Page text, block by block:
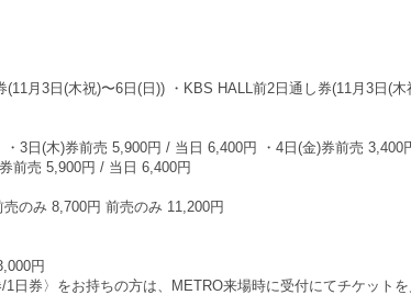
(11月3日(木祝)〜6日(日)) ・KBS HALL前2日通し券(11月3日(
・3日(木)券前売 5,900円 / 当日 6,400円 ・4日(金)券前売
前売 5,900円 / 当日 6,400円
のみ 8,700円 前売のみ 11,200円
円
日券〉をお持ちの方は、METRO来場時に受付にてチケット